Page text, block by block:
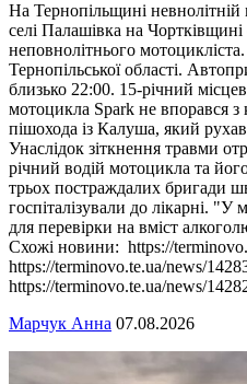
На Тернопільщині
селі Палашівка на Чортківщині
неповнолітнього
Тернопільської області.
близько 22:00. 15-річний
мотоцикла Spark не впорався з
пішохода із Калуша, який
Унаслідок зіткнення травми
річний водій мотоцикла та
трьох постраждалих бригади
госпіталізували до лікарні. "У
для перевірки на вміст
Схожі новини: https://
https://terminovo.te.ua/news/
https://terminovo.te.ua/news/
Марчук Анна 07.08.2026